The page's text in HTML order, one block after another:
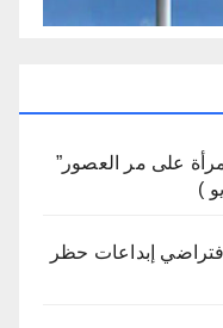
على مر العصور”
)
إبداعات حظر